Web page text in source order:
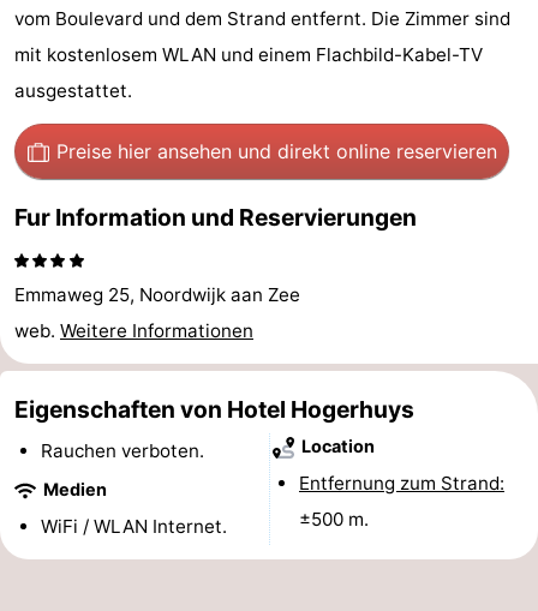
du
Soleil
Zimmer
(mit
Frühstück)
Lastminutes
Strand
&
tun
-
Museen
-
Denkmäler
-
Aussichtspunkte
Attraktionen
Rundfahrten
-
vom Boulevard und dem Strand entfernt. Die Zimmer sind
mit kostenlosem WLAN und einem Flachbild-Kabel-TV
ausgestattet.
Preise hier ansehen und direkt online reservieren
Fur Information und Reservierungen
Emmaweg 25, Noordwijk aan Zee
web. Weitere Informationen
Eigenschaften von Hotel Hogerhuys
Rauchen verboten.
Medien
WiFi / WLAN Internet.
Location
Entfernung zum Strand:
±500 m.